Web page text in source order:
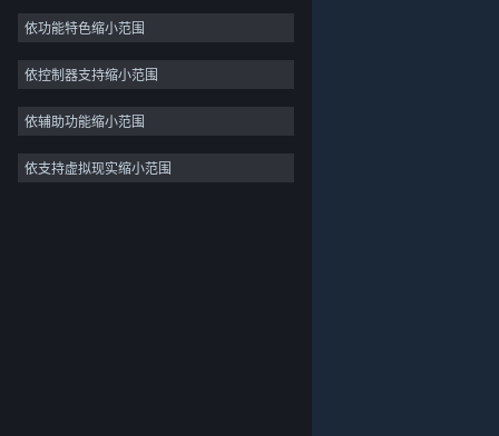
关于蒸汽平台|退款政策|软件许可服务协议
个人信息保护政策|个人信息出境告知书|
休闲
模拟
竞速
体育
视频制作
依功能特色缩小范围
依控制器支持缩小范围
依辅助功能缩小范围
依支持虚拟现实缩小范围